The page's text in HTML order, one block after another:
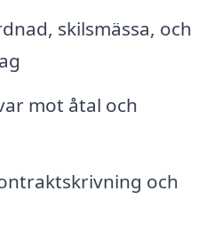
skilsmässa, och
mot åtal och
och